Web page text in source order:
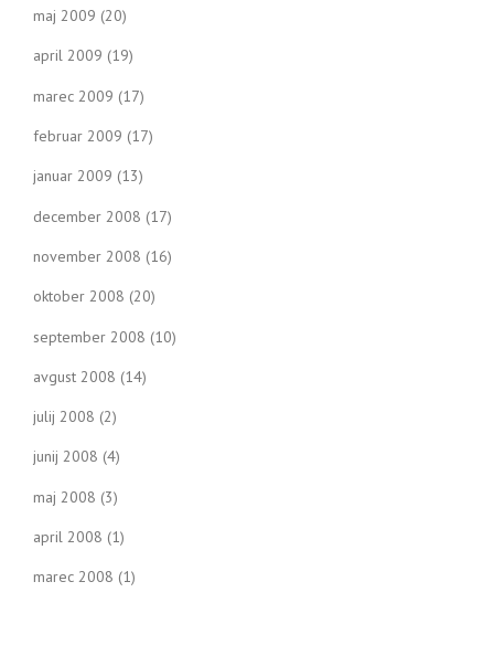
maj 2009 (20)
april 2009 (19)
marec 2009 (17)
februar 2009 (17)
januar 2009 (13)
december 2008 (17)
november 2008 (16)
oktober 2008 (20)
september 2008 (10)
avgust 2008 (14)
julij 2008 (2)
junij 2008 (4)
maj 2008 (3)
april 2008 (1)
marec 2008 (1)